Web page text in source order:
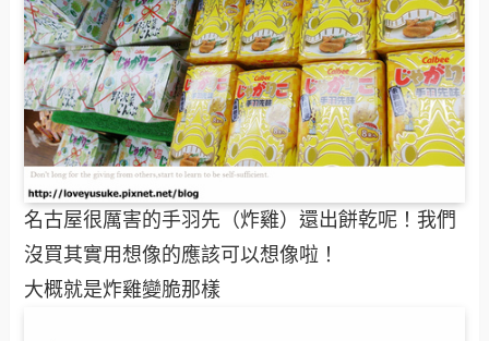
名古屋很厲害的手羽先（炸雞）還出餅乾呢！我們
沒買其實用想像的應該可以想像啦！
大概就是炸雞變脆那樣